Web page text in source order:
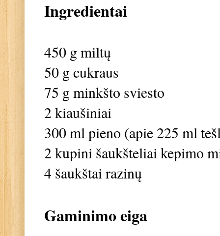
Ingredientai
450 g miltų
50 g cukraus
75 g minkšto sviesto
2 kiaušiniai
300 ml pieno (apie 225 ml
2 kupini šaukšteliai kepimo
4 šaukštai razinų
Gaminimo eiga